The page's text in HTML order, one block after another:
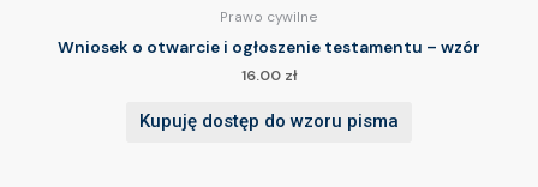
Prawo cywilne
Wniosek o otwarcie i ogłoszenie testamentu – wzór
16.00 zł
Kupuję dostęp do wzoru pisma